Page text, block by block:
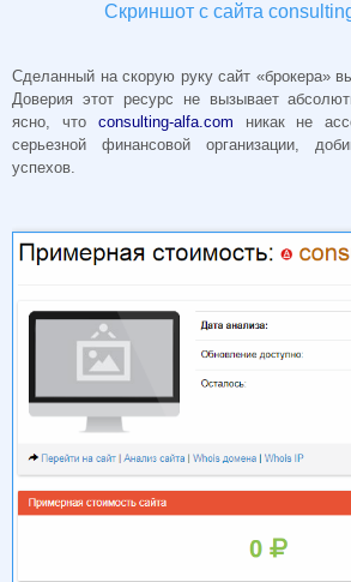
Скриншот с сайта
Сделанный на скорую руку сайт «брокера»
Доверия этот ресурс не вызывает
ясно, что consulting-alfa.com никак не
серьезной финансовой организации,
успехов.